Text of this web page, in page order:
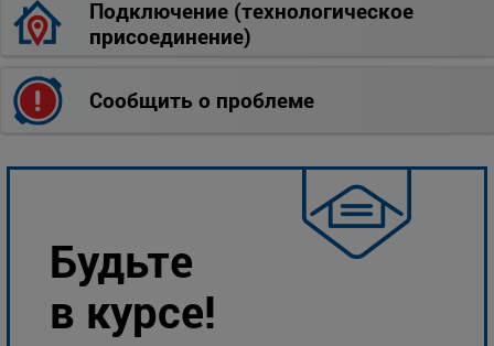
Подключение (технологическое
присоединение)
Сообщить о проблеме
Будьте
в курсе!